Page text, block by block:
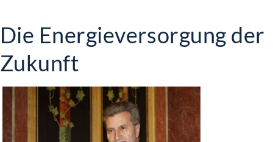
Die Energieversorgung der
Zukunft